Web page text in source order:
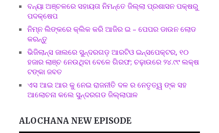
ବନ୍ୟା ଅଞ୍ଚଳରେ ସହାୟତା ନିମନ୍ତେ ଜିଲ୍ଲା ପ୍ରଶାସନ ପକ୍ଷରୁ
ପଦକ୍ଷେପ
ନିମ୍ନ ଲିଙ୍କରେ କ୍ଲିକ କରି ଆଜିର ଇ – ପେପର ଡାଉନ ଲୋଡ
କରନ୍ତୁ
ଭିଜିଲାନ୍ସ ଜାଲରେ ସୁନ୍ଦରଗଡ଼ ଆରଟିଓ ଇନ୍ସପେକ୍ଟର, ୧୦
ହଜାର ଲାଞ୍ଚ ନେଉଥିବା ବେଳେ ଗିରଫ; ଚଢ଼ାଉରେ ୨୪.୯୯ ଲକ୍ଷ
ଟଙ୍କା ଜବତ
ଏସ ଆଇ ଆର କୁ ନେଇ ରାଜନୀତି ଦଳ ର ନେତୃତ୍ୱ ଙ୍କ ସହ
ଆଲୋଚନା କଲେ ସୁନ୍ଦରଗଡ ଜିଲ୍ଲାପାଳ
ALOCHANA NEW EPISODE